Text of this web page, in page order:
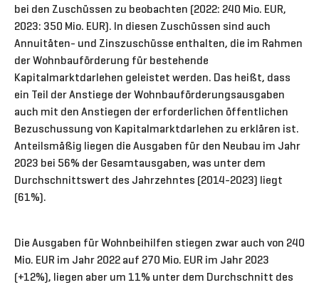
bei den Zuschüssen zu beobachten (2022: 240 Mio. EUR,
2023: 350 Mio. EUR). In diesen Zuschüssen sind auch
Annuitäten- und Zinszuschüsse enthalten, die im Rahmen
der Wohnbauförderung für bestehende
Kapitalmarktdarlehen geleistet werden. Das heißt, dass
ein Teil der Anstiege der Wohnbauförderungsausgaben
auch mit den Anstiegen der erforderlichen öffentlichen
Bezuschussung von Kapitalmarktdarlehen zu erklären ist.
Anteilsmäßig liegen die Ausgaben für den Neubau im Jahr
2023 bei 56% der Gesamtausgaben, was unter dem
Durchschnittswert des Jahrzehntes (2014-2023) liegt
(61%).
Die Ausgaben für Wohnbeihilfen stiegen zwar auch von 240
Mio. EUR im Jahr 2022 auf 270 Mio. EUR im Jahr 2023
(+12%), liegen aber um 11% unter dem Durchschnitt des